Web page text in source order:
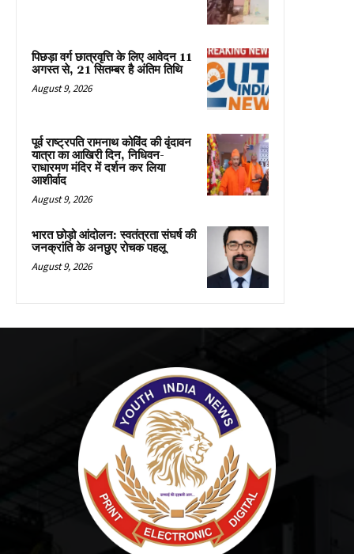
पिछड़ा वर्ग छात्रवृत्ति के लिए आवेदन 11
अगस्त से, 21 सितम्बर है अंतिम तिथि
August 9, 2026
पूर्व राष्ट्रपति रामनाथ कोविंद की वृंदावन
यात्रा का आखिरी दिन, निधिवन-
राधारमण मंदिर में दर्शन कर लिया
आशीर्वाद
August 9, 2026
भारत छोड़ो आंदोलन: स्वतंत्रता संघर्ष की
जनक्रांति के अनछुए रोचक पहलू
August 9, 2026